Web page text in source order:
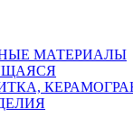
МАТЕРИАЛЫ